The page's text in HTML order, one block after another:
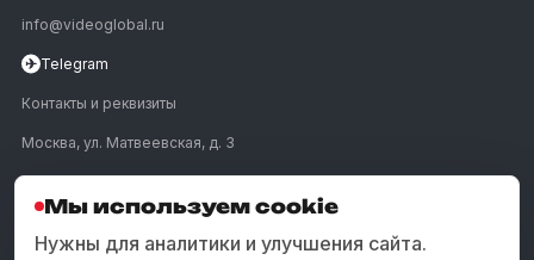
info@videoglobal.ru
✈ Telegram
Контакты и реквизиты
Москва, ул. Матвеевская, д. 3
ПОЗВОНИТЬ
Мы используем cookie
Нужны для аналитики и улучшения сайта.